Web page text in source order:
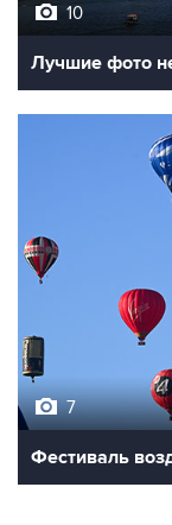
10
Лучшие фото
7
Фестиваль